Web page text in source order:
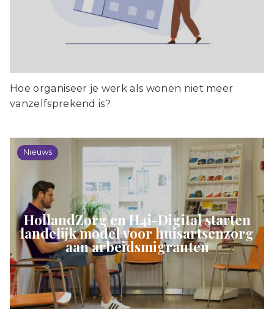
Hoe organiseer je werk als wonen niet meer
vanzelfsprekend is?
Nieuws
HollandZorg en H4i-Digital starten
landelijk model voor huisartsenzorg
aan arbeidsmigranten